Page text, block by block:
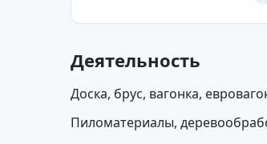
Деятельность
Доска, брус, вагонка,
Пиломатериалы,